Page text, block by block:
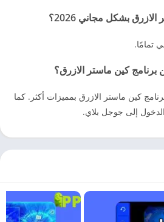
بشكل مجاني 2026؟
تمامًا.
كين ماستر الازرق؟
كين ماستر الازرق بمميزات أكثر. كما
إلى جوجل بلاي.